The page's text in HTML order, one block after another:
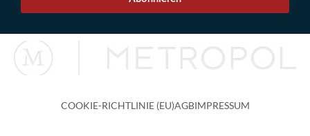
COOKIE-RICHTLINIE (EU)AGBIMPRESSUM